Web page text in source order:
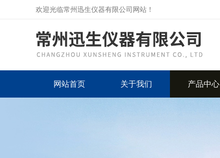
欢迎光临常州迅生仪器有限公司网站！
网站首页 关于我们 产品中心